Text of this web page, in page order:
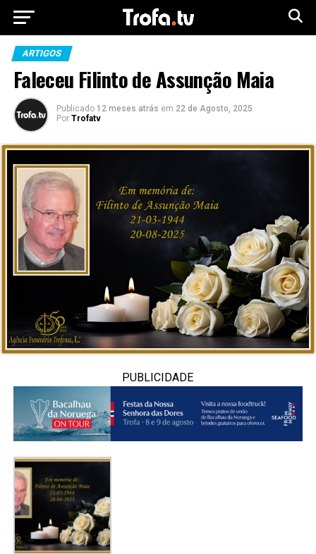
ARTIGOS
Faleceu Filinto de Assunção Maia
Publicado 12 meses atrás em 22 de Agosto, 2025
Por Trofatv
PUBLICIDADE